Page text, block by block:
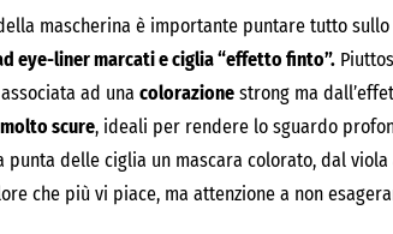
mascherina è importante puntare tutto
eye-liner marcati e ciglia “effetto finto”.
ad una colorazione strong ma
scure, ideali per rendere lo sguardo
punta delle ciglia un mascara colorato, dal
che più vi piace, ma attenzione a non